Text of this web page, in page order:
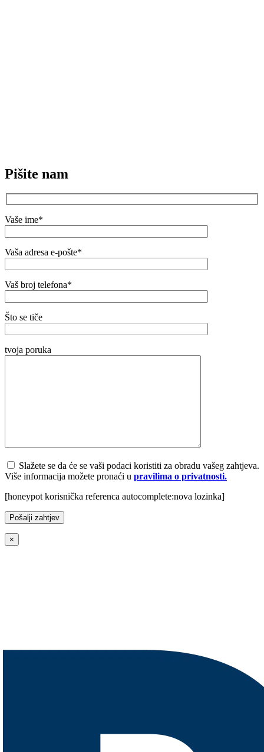
Pišite nam
Vaše ime*
Vaša adresa e-pošte*
Vaš broj telefona*
Što se tiče
tvoja poruka
Slažete se da će se vaši podaci koristiti za obradu vašeg zahtjeva.
Više informacija možete pronaći u pravilima o privatnosti.
[honeypot korisnička referenca autocomplete:nova lozinka]
×